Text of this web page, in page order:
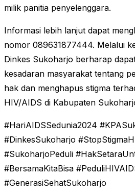
milik panitia penyelenggara.
Informasi lebih lanjut dapat
nomor 089631877444. Melalui
Dinkes Sukoharjo berharap
kesadaran masyarakat tentang
hak dan menghapus stigma
HIV/AIDS di Kabupaten
#HariAIDSSedunia2024
#DinkesSukoharjo
#SukoharjoPeduli
#BersamaKitaBisa
#GenerasiSehatSukoharjo